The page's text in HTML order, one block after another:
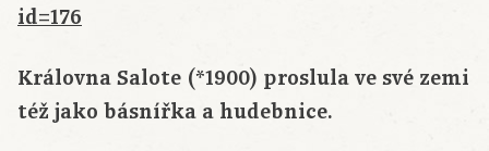
id=176
Královna Salote (*1900) proslula ve své zemi
též jako básnířka a hudebnice.